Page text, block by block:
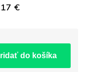
€
do košíka